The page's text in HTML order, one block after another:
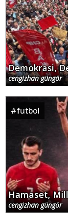
Demokrasi,
cengizhan güngör
#futbol
Hamaset,
cengizhan güngör